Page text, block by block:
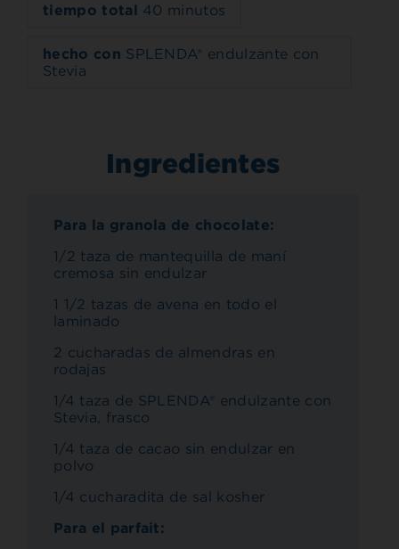
tiempo total 40 minutos
hecho con SPLENDA® endulzante con
Stevia
Ingredientes
Para la granola de chocolate:
1/2 taza de mantequilla de maní
cremosa sin endulzar
1 1/2 tazas de avena en todo el
laminado
2 cucharadas de almendras en
rodajas
1/4 taza de SPLENDA® endulzante con
Stevia, frasco
1/4 taza de cacao sin endulzar en
polvo
1/4 cucharadita de sal kosher
Para el parfait: